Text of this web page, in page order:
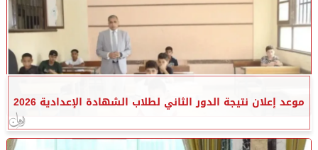
موعد إعلان نتيجة الدور الثاني لطلاب الشهادة الإعدادية 2026